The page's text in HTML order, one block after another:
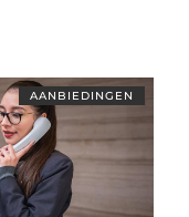
AANBIEDINGEN